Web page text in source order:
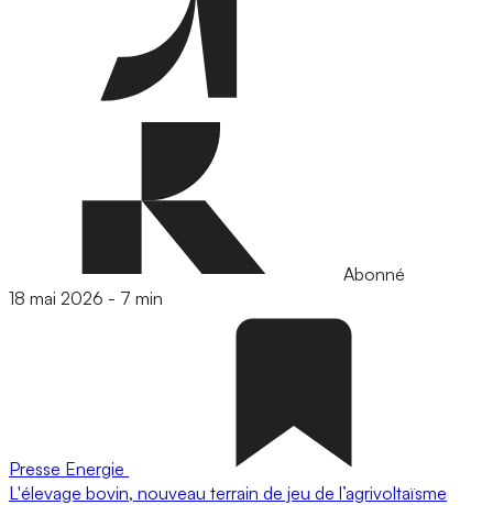
Abonné
18 mai 2026 - 7 min
Presse Energie
L'élevage bovin, nouveau terrain de jeu de l’agrivoltaïsme